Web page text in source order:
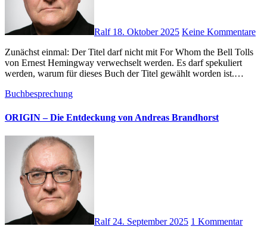
Ralf 18. Oktober 2025 Keine Kommentare
Zunächst einmal: Der Titel darf nicht mit For Whom the Bell Tolls
von Ernest Hemingway verwechselt werden. Es darf spekuliert
werden, warum für dieses Buch der Titel gewählt worden ist.…
Buchbesprechung
ORIGIN – Die Entdeckung von Andreas Brandhorst
Ralf 24. September 2025 1 Kommentar